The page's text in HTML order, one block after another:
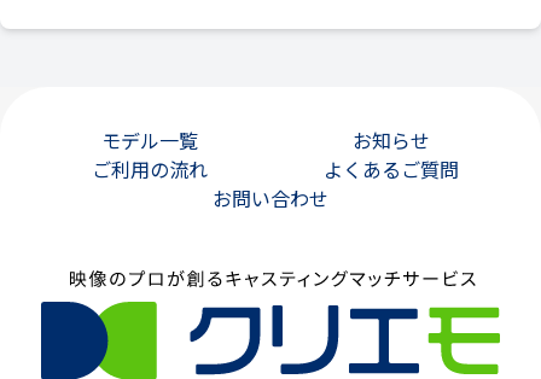
モデル一覧
お知らせ
ご利用の流れ
よくあるご質問
お問い合わせ